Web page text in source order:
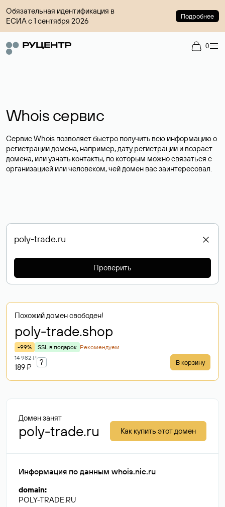
Обязательная идентификация в
ЕСИА с 1 сентября 2026
Подробнее
0
Whois сервис
Сервис Whois позволяет быстро получить всю информацию о
регистрации домена, например, дату регистрации и возраст
домена, или узнать контакты, по которым можно связаться с
организацией или человеком, чей домен вас заинтересовал.
Проверить
Похожий домен свободен!
poly-trade.shop
-99% SSL в подарок Рекомендуем
14 982 ₽
189 ₽
? В корзину
Домен занят
poly-trade.ru Как купить этот домен
Информация по данным whois.nic.ru
domain:
POLY-TRADE.RU